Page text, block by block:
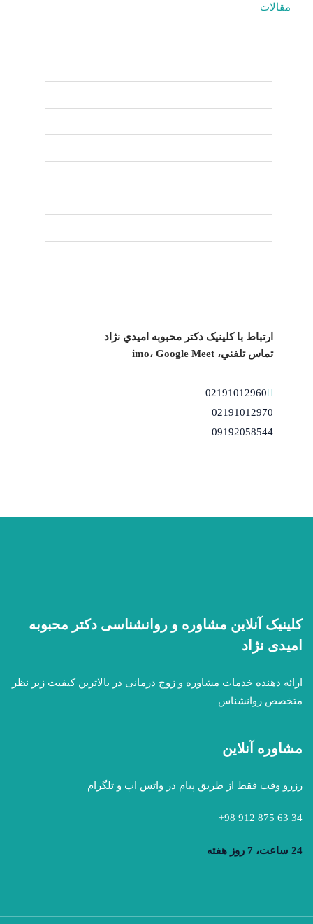
مقالات
ارتباط با کلینیک دكتر محبوبه اميدي نژاد
تماس تلفني، imo، Google Meet
02191012960
02191012970
09192058544
کلینیک آنلاین مشاوره و روانشناسی دکتر محبوبه
امیدی نژاد
ارائه دهنده خدمات مشاوره و زوج درمانی در بالاترین کیفیت زیر نظر
متخصص روانشناس
مشاوره آنلاین
رزرو وقت فقط از طریق پیام در واتس اپ و تلگرام
34 63 875 912 98+
24 ساعت، 7 روز هفته